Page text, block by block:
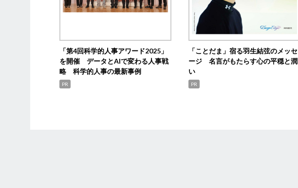
「第4回科学的人事アワード2025」
を開催 データとAIで変わる人事戦
略 科学的人事の最新事例
PR
「ことだま」宿る羽生結弦のメッセ
ージ 名言がもたらす心の平穏と潤
い
PR